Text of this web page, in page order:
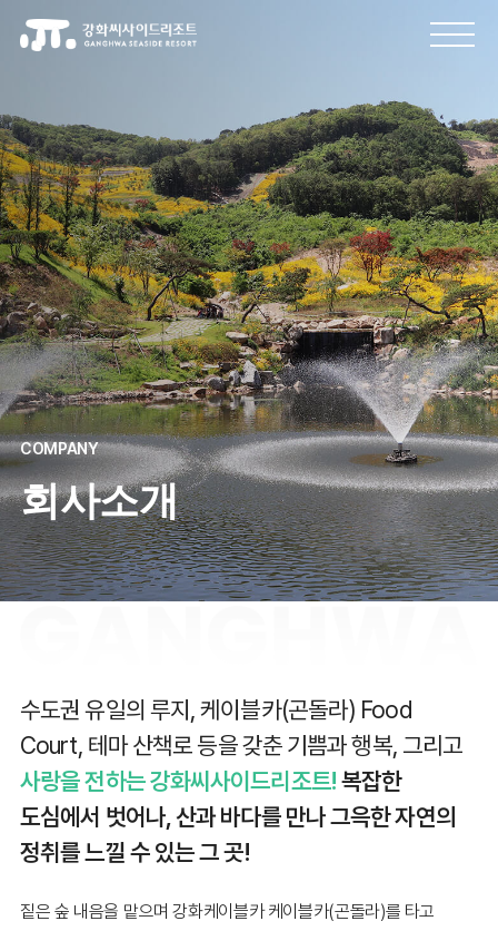
COMPANY
회사소개
수도권 유일의 루지, 케이블카(곤돌라) Food
Court, 테마 산책로 등을 갖춘 기쁨과 행복, 그리고
사랑을 전하는 강화씨사이드리조트!복잡한
도심에서 벗어나, 산과 바다를 만나 그윽한 자연의
정취를 느낄 수 있는 그 곳!
짙은 숲 내음을 맡으며 강화케이블카 케이블카(곤돌라)를 타고